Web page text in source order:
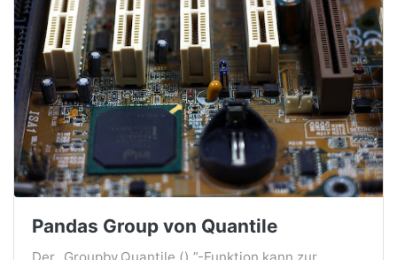
Pandas Group von Quantile